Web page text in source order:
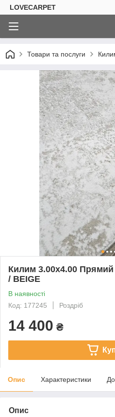
LOVECARPET
Товари та послуги
Килим 3.00х4.00 Прямий
/ BEIGE
В наявності
Код: 177245
Роздріб
14 400 ₴
Опис Характеристики
Опис